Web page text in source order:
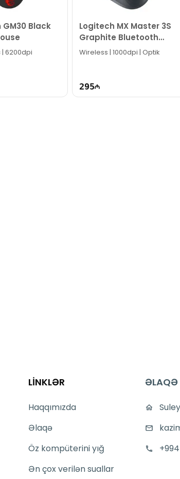
GM30 Black
6200dpi
Logitech MX Master 3S
Graphite Bluetooth
Mouse 910-006559
Wireless | 1000dpi | Optik
295
LİNKLƏR
Haqqımızda
Əlaqə
Öz kompüterini yığ
Ən çox verilən suallar
ƏLAQƏ